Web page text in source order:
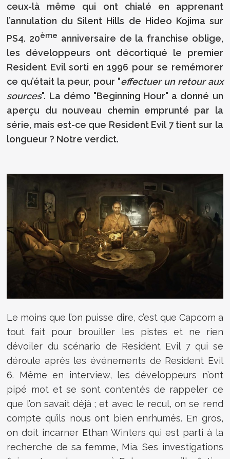
ceux-là même qui ont chialé en apprenant
l’annulation du Silent Hills de Hideo Kojima sur
PS4. 20ème anniversaire de la franchise oblige,
les développeurs ont décortiqué le premier
Resident Evil sorti en 1996 pour se remémorer
ce qu’était la peur, pour "effectuer un retour aux
sources". La démo "Beginning Hour" a donné un
aperçu du nouveau chemin emprunté par la
série, mais est-ce que Resident Evil 7 tient sur la
longueur ? Notre verdict.
Le moins que l’on puisse dire, c’est que Capcom a
tout fait pour brouiller les pistes et ne rien
dévoiler du scénario de Resident Evil 7 qui se
déroule après les événements de Resident Evil
6. Même en interview, les développeurs n’ont
pipé mot et se sont contentés de rappeler ce
que l’on savait déjà ; et avec le recul, on se rend
compte qu’ils nous ont bien enrhumés. En gros,
on doit incarner Ethan Winters qui est parti à la
recherche de sa femme, Mia. Ses investigations